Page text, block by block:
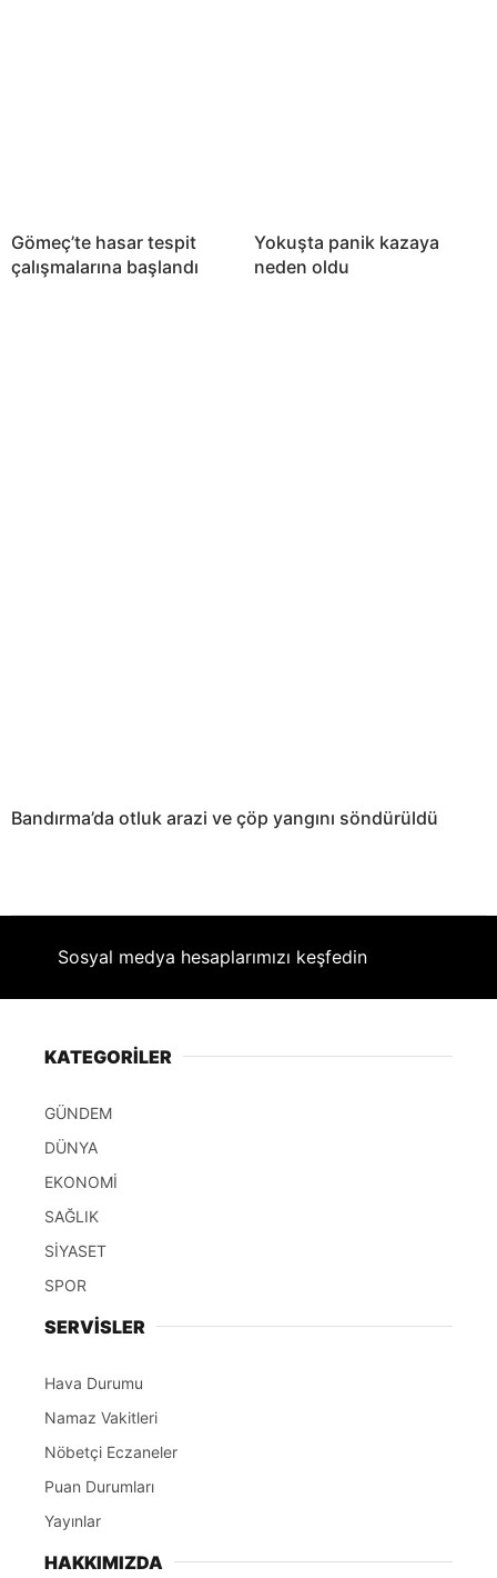
Gömeç’te hasar tespit
çalışmalarına başlandı
Yokuşta panik kazaya
neden oldu
Bandırma’da otluk arazi ve çöp yangını söndürüldü
Sosyal medya hesaplarımızı keşfedin
KATEGORİLER
GÜNDEM
DÜNYA
EKONOMİ
SAĞLIK
SİYASET
SPOR
SERVİSLER
Hava Durumu
Namaz Vakitleri
Nöbetçi Eczaneler
Puan Durumları
Yayınlar
HAKKIMIZDA